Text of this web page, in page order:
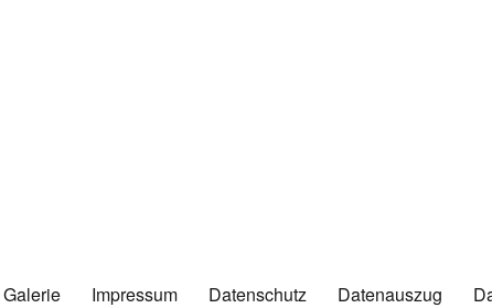
Galerie Impressum Datenschutz Datenauszug